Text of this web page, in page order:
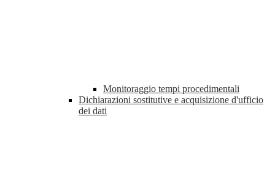
Monitoraggio tempi procedimentali
Dichiarazioni sostitutive e acquisizione d'ufficio
dei dati